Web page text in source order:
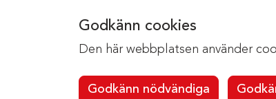
Godkänn cookies
Den här webbplatsen använder
Godkänn nödvändiga